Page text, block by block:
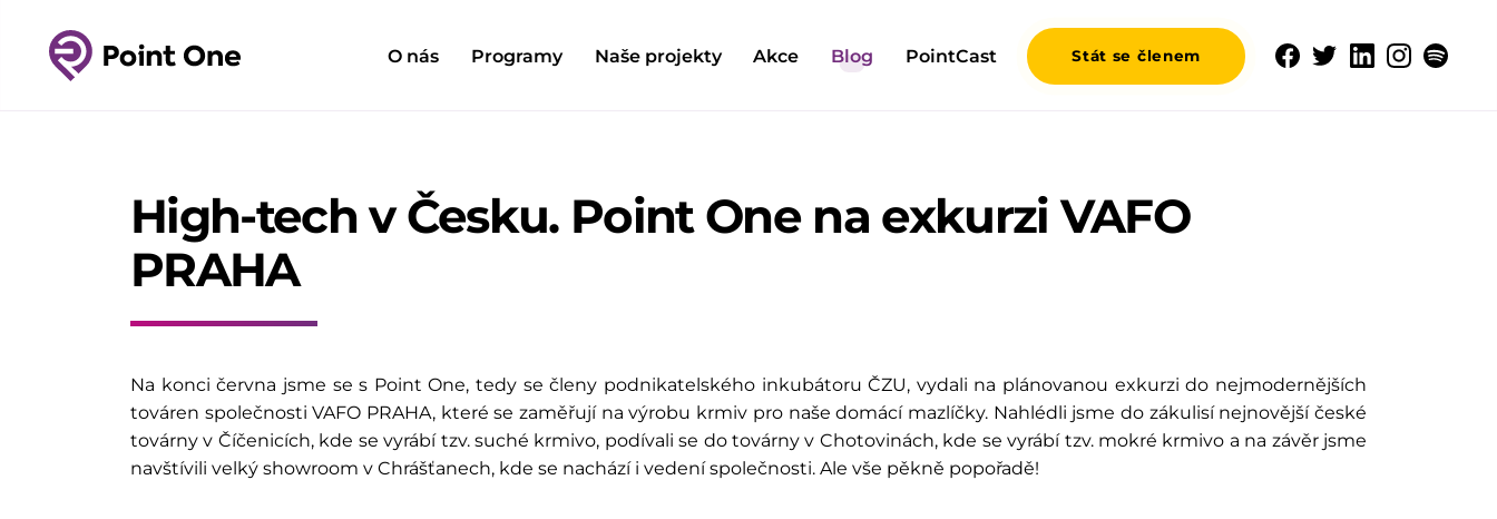
O nás Programy Naše projekty Akce Blog PointCast Stát se členem
High-tech v Česku. Point One na exkurzi VAFO
PRAHA
Na konci června jsme se s Point One, tedy se členy podnikatelského inkubátoru ČZU, vydali na plánovanou exkurzi do nejmodernějších
továren společnosti VAFO PRAHA, které se zaměřují na výrobu krmiv pro naše domácí mazlíčky. Nahlédli jsme do zákulisí nejnovější české
továrny v Číčenicích, kde se vyrábí tzv. suché krmivo, podívali se do továrny v Chotovinách, kde se vyrábí tzv. mokré krmivo a na závěr jsme
navštívili velký showroom v Chrášťanech, kde se nachází i vedení společnosti. Ale vše pěkně popořadě!